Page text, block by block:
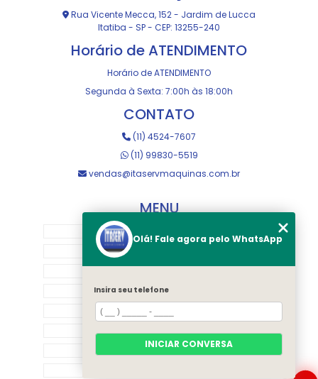
Rua Vicente Mecca, 152 - Jardim de Lucca
Itatiba - SP - CEP: 13255-240
Horário de ATENDIMENTO
Horário de ATENDIMENTO
Segunda à Sexta: 7:00h às 18:00h
CONTATO
(11) 4524-7607
(11) 99830-5519
vendas@itaservmaquinas.com.br
MENU
MANUTENÇÃO E USINAGEM
LOJA
EQUIPAMENTOS
RASTREAMENTO
CONTATO
Olá! Fale agora pelo WhatsApp
Insira seu telefone
INICIAR CONVERSA